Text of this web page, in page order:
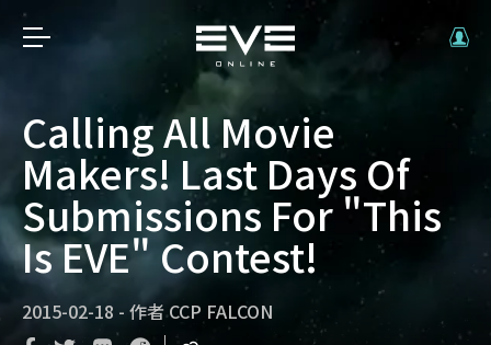
Calling All Movie
Makers! Last Days Of
Submissions For "This
Is EVE" Contest!
2015-02-18 - 作者 CCP FALCON